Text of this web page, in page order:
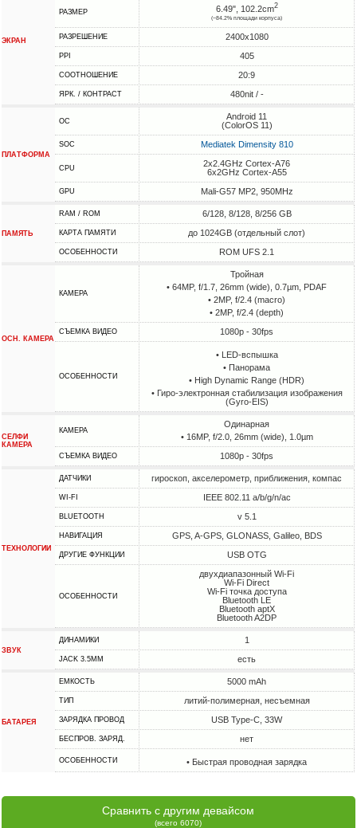
ЭКРАН
РАЗМЕР 6.49", 102.2cm2
(~84.2% площади корпуса)
РАЗРЕШЕНИЕ 2400x1080
PPI 405
СООТНОШЕНИЕ 20:9
ЯРК. / КОНТРАСТ 480nit / -
ПЛАТФОРМА
ОС
Android 11
(ColorOS 11)
SOC Mediatek Dimensity 810
CPU
2x2.4GHz Cortex-A76
6x2GHz Cortex-A55
GPU Mali-G57 MP2, 950MHz
ПАМЯТЬ
RAM / ROM 6/128, 8/128, 8/256 GB
КАРТА ПАМЯТИ до 1024GB (отдельный слот)
ОСОБЕННОСТИ ROM UFS 2.1
ОСН. КАМЕРА
КАМЕРА
Тройная
• 64MP, f/1.7, 26mm (wide), 0.7µm, PDAF
• 2MP, f/2.4 (macro)
• 2MP, f/2.4 (depth)
СЪЕМКА ВИДЕО 1080p - 30fps
ОСОБЕННОСТИ
• LED-вспышка
• Панорама
• High Dynamic Range (HDR)
• Гиро-электронная стабилизация изображения
(Gyro-EIS)
СЕЛФИ
КАМЕРА
КАМЕРА
Одинарная
• 16MP, f/2.0, 26mm (wide), 1.0µm
СЪЕМКА ВИДЕО 1080p - 30fps
ТЕХНОЛОГИИ
ДАТЧИКИ гироскоп, акселерометр, приближения, компас
WI-FI IEEE 802.11 a/b/g/n/ac
BLUETOOTH v 5.1
НАВИГАЦИЯ GPS, A-GPS, GLONASS, Galileo, BDS
ДРУГИЕ ФУНКЦИИ USB OTG
ОСОБЕННОСТИ
двухдиапазонный Wi-Fi
Wi-Fi Direct
Wi-Fi точка доступа
Bluetooth LE
Bluetooth aptX
Bluetooth A2DP
ЗВУК
ДИНАМИКИ 1
JACK 3.5MM есть
БАТАРЕЯ
ЕМКОСТЬ 5000 mAh
ТИП литий-полимерная, несъемная
ЗАРЯДКА ПРОВОД USB Type-C, 33W
БЕСПРОВ. ЗАРЯД. нет
ОСОБЕННОСТИ • Быстрая проводная зарядка
Сравнить с другим девайсом
(всего 6070)